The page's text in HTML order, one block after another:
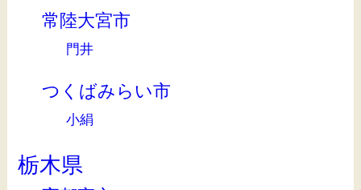
常陸大宮市
門井
つくばみらい市
小絹
栃木県